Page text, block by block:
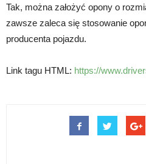
Tak, można założyć opony o
zawsze zaleca się stosowanie
producenta pojazdu.
Link tagu HTML: https://